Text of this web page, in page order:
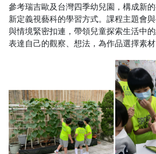
參考瑞吉歐及台灣四季幼兒園，構成新
新定義視藝科的學習方式。課程主題會
與情境緊密扣連，帶領兒童探索生活中
表達自己的觀察、想法，為作品選擇素材